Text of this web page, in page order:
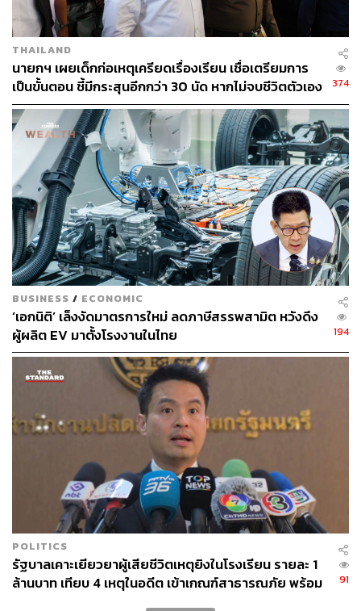
TAGS: คณะรัฐมนตรี
รองโฆษกประจำสำนักนายกรัฐมนตรี
เงินบริจาค
กระทรวงการคลัง
กรมสรรพากร
สำนักนายกรัฐมนตรี
การลดหย่อนภาษี
195
ABOUT THE AUTHOR
ปวริศ อำนวยพรไพศาล
Content Creator สำนักข่าว THE
STANDARD WEALTH
THAILAND
นายกฯ เผยเด็กก่อเหตุเครียดเรื่องเรียน เชื่อเตรียมการ
เป็นขั้นตอน ชี้มีกระสุนอีกกว่า 30 นัด หากไม่จบชีวิตตัวเอง
อาจสูญเสียเพิ่ม
374
BUSINESS / ECONOMIC
‘เอกนิติ’ เล็งงัดมาตรการใหม่ ลดภาษีสรรพสามิต หวังดึง
ผู้ผลิต EV มาตั้งโรงงานในไทย
194
POLITICS
รัฐบาลเคาะเยียวยาผู้เสียชีวิตเหตุยิงในโรงเรียน รายละ 1
ล้านบาท เทียบ 4 เหตุในอดีต เข้าเกณฑ์สาธารณภัย พร้อม
91